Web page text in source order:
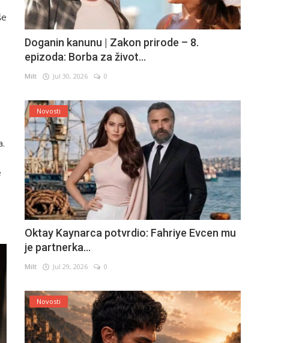
Doganin kanunu | Zakon prirode – 8.
epizoda: Borba za život...
Milt Jul 30, 2026 0
Novosti
Oktay Kaynarca potvrdio: Fahriye Evcen mu
je partnerka...
Milt Jul 29, 2026 0
Novosti